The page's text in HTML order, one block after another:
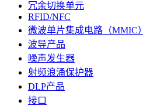
冗余切换单元
RFID/NFC
微波单片集成电路（MMIC）
波导产品
噪声发生器
射频浪涌保护器
DLP产品
接口